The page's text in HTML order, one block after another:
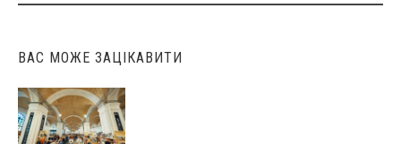
ВАС МОЖЕ ЗАЦІКАВИТИ